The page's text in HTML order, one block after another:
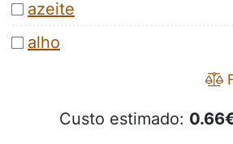
azeite
alho
Custo estimado: 0.66